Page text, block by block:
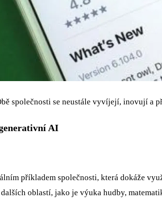
společnosti se neustále vyvíjejí, inovují a
AI
příkladem společnosti, která dokáže
oblastí, jako je výuka hudby,